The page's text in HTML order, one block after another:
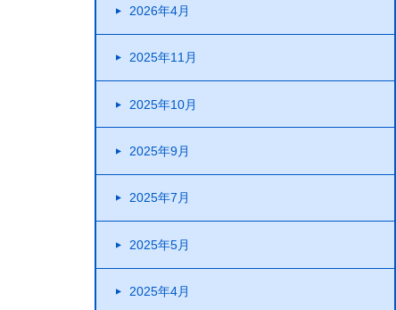
2026年4月
2025年11月
2025年10月
2025年9月
2025年7月
2025年5月
2025年4月